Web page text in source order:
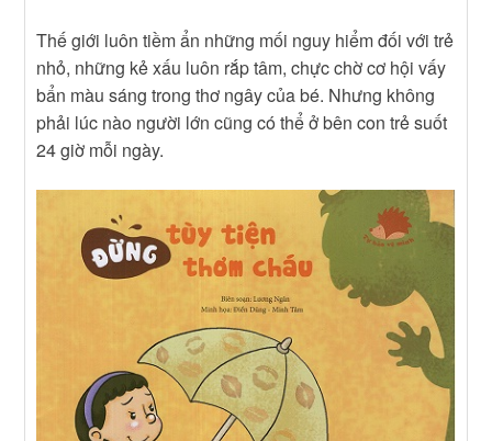
Thế giới luôn tiềm ẩn những mối nguy hiểm đối với trẻ
nhỏ, những kẻ xấu luôn rắp tâm, chực chờ cơ hội vấy
bẩn màu sáng trong thơ ngây của bé. Nhưng không
phải lúc nào người lớn cũng có thể ở bên con trẻ suốt
24 giờ mỗi ngày.